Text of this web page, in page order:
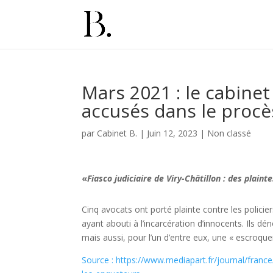
Mars 2021 : le
accusés dans le
par Cabinet B. | Juin 12, 2023 | Non classé
«Fiasco judiciaire de Viry-Châtillon : des
Cinq avocats ont porté plainte contre les
ayant abouti à l’incarcération d’innocents. Ils
mais aussi, pour l’un d’entre eux, une «
Source : https://www.mediapart.fr/journal/